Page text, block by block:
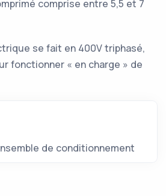
comprise entre 5,5 et 7
se fait en 400V triphasé,
fonctionner « en charge » de
de conditionnement